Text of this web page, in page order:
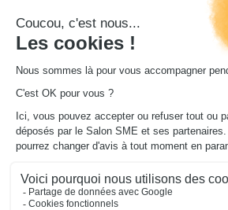
Ressources utiles
Livres utiles pour les entrepreneurs
Sites utiles pour les entrepreneurs
Conseils pour votre entreprise/